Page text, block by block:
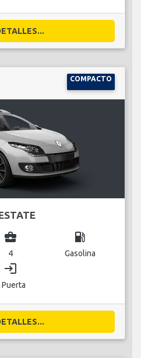
COMPACTO
business_center
4
local_gas_station
Gasolina
login
Puerta